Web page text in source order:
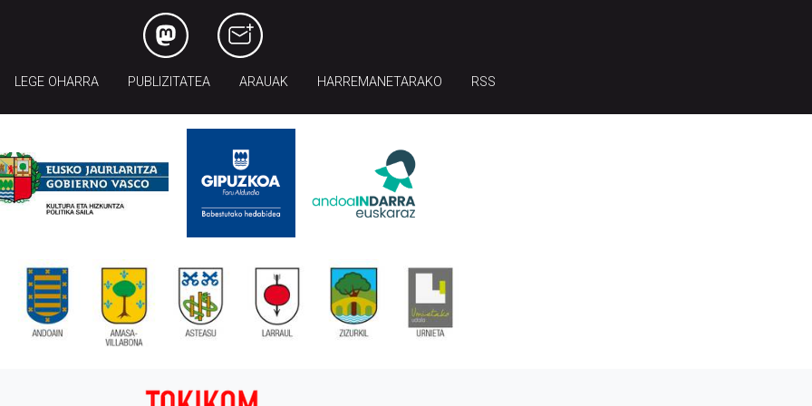
LEGE OHARRA PUBLIZITATEA ARAUAK HARREMANETARAKO RSS